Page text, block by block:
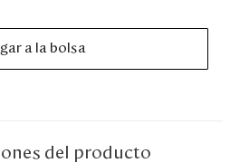
a la bolsa
del producto